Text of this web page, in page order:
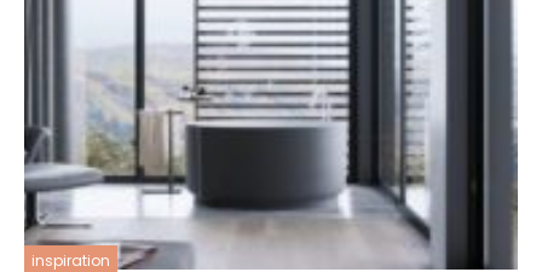
inspiration